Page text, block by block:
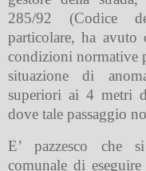
285/92 (Codice
particolare, ha
condizioni normative
situazione di
superiori ai 4 metri
dove tale passaggio
E’ pazzesco che
comunale di